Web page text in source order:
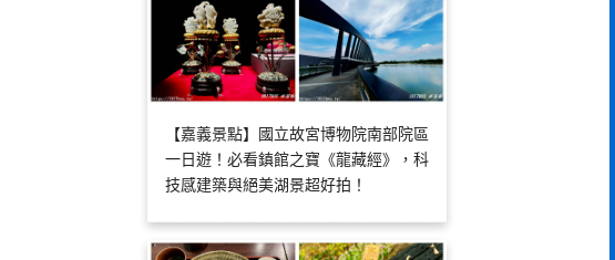
【嘉義景點】國立故宮博物院南部院區
一日遊！必看鎮館之寶《龍藏經》，科
技感建築與絕美湖景超好拍！